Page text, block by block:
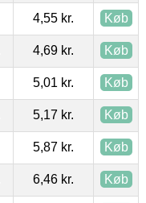
4,55 kr. Køb
4,69 kr. Køb
5,01 kr. Køb
5,17 kr. Køb
5,87 kr. Køb
6,46 kr. Køb